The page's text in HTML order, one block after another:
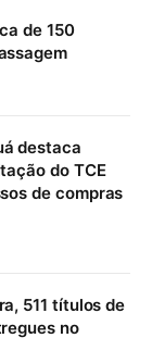
de 150
destaca
do TCE
de compras
511 títulos de
no